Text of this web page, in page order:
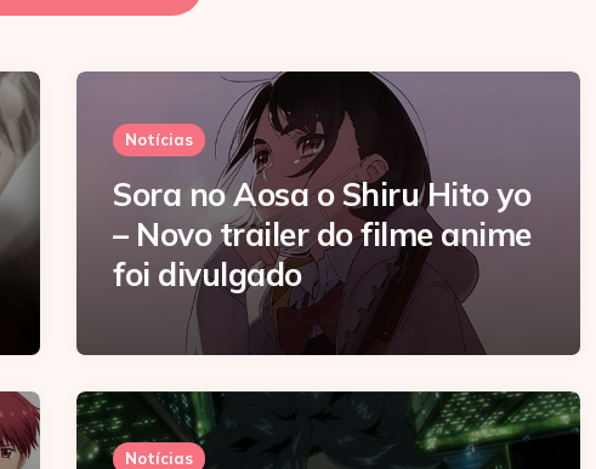
Notícias
Sora no Aosa o Shiru Hito yo
– Novo trailer do filme anime
foi divulgado
Notícias